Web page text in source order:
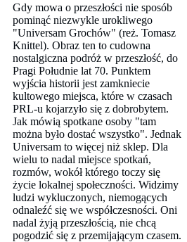
Gdy mowa o przeszłości nie sposób
pominąć niezwykle urokliwego
"Universam Grochów" (reż. Tomasz
Knittel). Obraz ten to cudowna
nostalgiczna podróż w przeszłość, do
Pragi Południe lat 70. Punktem
wyjścia historii jest zamkniecie
kultowego miejsca, które w czasach
PRL-u kojarzyło się z dobrobytem.
Jak mówią spotkane osoby "tam
można było dostać wszystko". Jednak
Universam to więcej niż sklep. Dla
wielu to nadal miejsce spotkań,
rozmów, wokół którego toczy się
życie lokalnej społeczności. Widzimy
ludzi wykluczonych, niemogących
odnaleźć się we współczesności. Oni
nadal żyją przeszłością, nie chcą
pogodzić się z przemijającym czasem.